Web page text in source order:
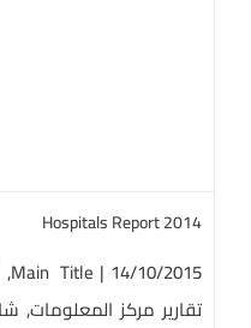
Hospitals Report 2014
14/10/2015
|
Main Title
,
تقارير مركز المعلومات,